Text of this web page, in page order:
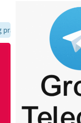
setiap hari.